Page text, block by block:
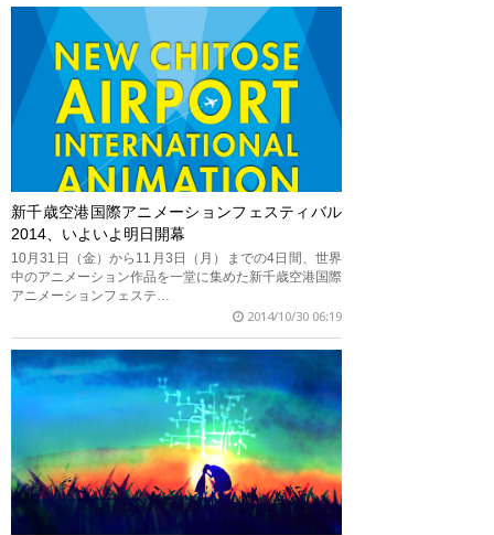
新千歳空港国際アニメーションフェスティバル
2014、いよいよ明日開幕
10月31日（金）から11月3日（月）までの4日間、世界
中のアニメーション作品を一堂に集めた新千歳空港国際
アニメーションフェステ…
2014/10/30 06:19